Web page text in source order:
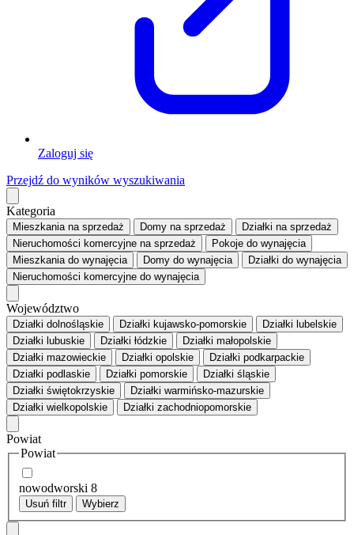
Zaloguj się
Przejdź do wyników wyszukiwania
Kategoria
Mieszkaniana sprzedaż Domy na sprzedaż Działki na sprzedaż
Nieruchomości komercyjne na sprzedaż Pokoje do wynajęcia
Mieszkaniado wynajęcia Domy do wynajęcia Działki do wynajęcia
Nieruchomości komercyjne do wynajęcia
Województwo
Działki dolnośląskie Działki kujawsko-pomorskie
Działki lubelskie
Działki lubuskie
Działki łódzkie
Działki małopolskie
Działki mazowieckie
Działki opolskie
Działki podkarpackie
Działki podlaskie
Działki pomorskie
Działki śląskie
Działki świętokrzyskie
Działki warmińsko-mazurskie
Działki wielkopolskie
Działki zachodniopomorskie
Powiat
Powiat
nowodworski 8
Usuń filtr Wybierz